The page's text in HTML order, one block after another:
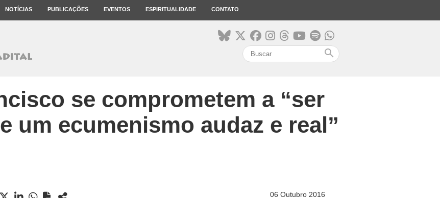
NOTÍCIAS PUBLICAÇÕES EVENTOS ESPIRITUALIDADE CONTATO
search
se comprometem a “ser
um ecumenismo audaz e real”
06 Outubro 2016